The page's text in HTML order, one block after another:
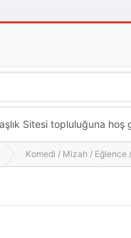
Sitesi topluluğuna hoş
Komedi / Mizah / Eğlence